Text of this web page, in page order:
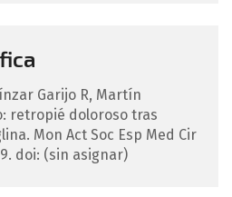
Garijo R, Martín
retropié doloroso tras
Mon Act Soc Esp Med Cir
doi: (sin asignar)